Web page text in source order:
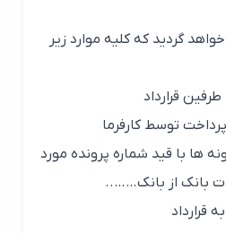
گردید که کلیه موارد زیر
با قید شماره پرونده مورد
از بانک……..